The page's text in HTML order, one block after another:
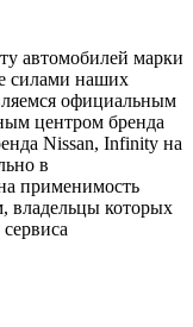
автомобилей марки
силами наших
официальным
центром бренда
Nissan, Infinity на
в
применимость
владельцы которых